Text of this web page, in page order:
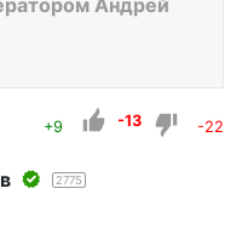
+9 -13 -22
2775